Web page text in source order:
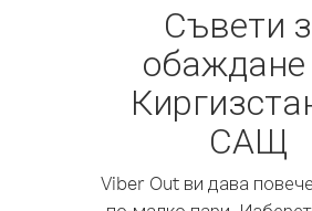
Съвети
обаждане
САЩ
Viber Out ви дава